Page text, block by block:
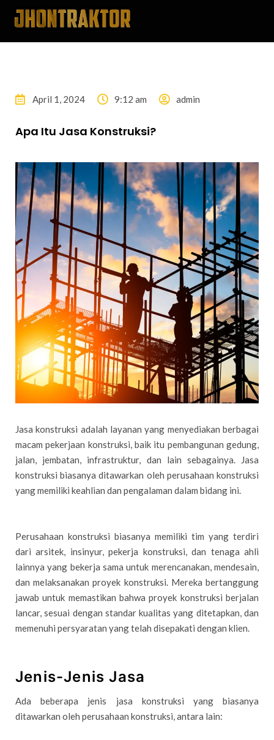
April 1, 2024 9:12 am admin
Apa Itu Jasa Konstruksi?
Jasa konstruksi adalah layanan yang menyediakan berbagai
macam pekerjaan konstruksi, baik itu pembangunan gedung,
jalan, jembatan, infrastruktur, dan lain sebagainya. Jasa
konstruksi biasanya ditawarkan oleh perusahaan konstruksi
yang memiliki keahlian dan pengalaman dalam bidang ini.
Perusahaan konstruksi biasanya memiliki tim yang terdiri
dari arsitek, insinyur, pekerja konstruksi, dan tenaga ahli
lainnya yang bekerja sama untuk merencanakan, mendesain,
dan melaksanakan proyek konstruksi. Mereka bertanggung
jawab untuk memastikan bahwa proyek konstruksi berjalan
lancar, sesuai dengan standar kualitas yang ditetapkan, dan
memenuhi persyaratan yang telah disepakati dengan klien.
Jenis-Jenis Jasa
Ada beberapa jenis jasa konstruksi yang biasanya
ditawarkan oleh perusahaan konstruksi, antara lain: